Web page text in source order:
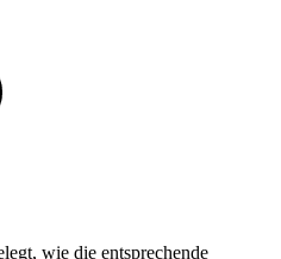
wie die entsprechende